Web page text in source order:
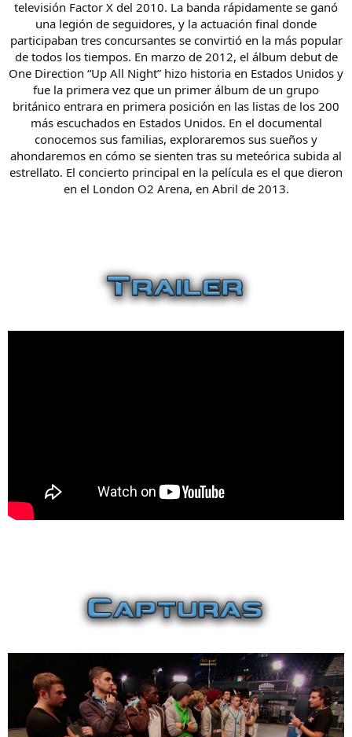
televisión Factor X del 2010. La banda rápidamente se ganó
una legión de seguidores, y la actuación final donde
participaban tres concursantes se convirtió en la más popular
de todos los tiempos. En marzo de 2012, el álbum debut de
One Direction “Up All Night” hizo historia en Estados Unidos y
fue la primera vez que un primer álbum de un grupo
británico entrara en primera posición en las listas de los 200
más escuchados en Estados Unidos. En el documental
conocemos sus familias, exploraremos sus sueños y
ahondaremos en cómo se sienten tras su meteórica subida al
estrellato. El concierto principal en la película es el que dieron
en el London O2 Arena, en Abril de 2013.